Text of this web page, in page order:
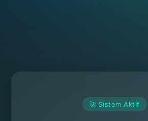
🚀 Sistem Aktif